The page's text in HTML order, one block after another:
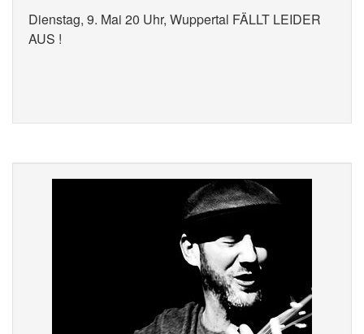
Dienstag, 9. Mai 20 Uhr, Wuppertal FÄLLT LEIDER
AUS !